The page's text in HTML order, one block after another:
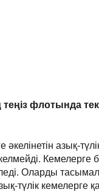
флотында
әкелінетін азық-
Кемелерге
Оларды
түлік кемелерге